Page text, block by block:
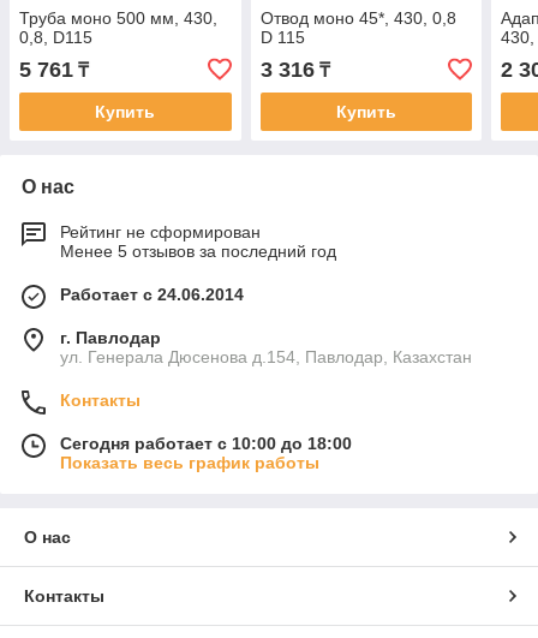
Труба моно 500 мм, 430,
0,8, D115
5 761 ₸
Купить
Отвод моно 45*, 430, 0,8
D 115
3 316₸
Купить
430,
2
О нас
Рейтинг не сформирован
Менее 5 отзывов за последний год
Работает с 24.06.2014
г. Павлодар
ул. Генерала Дюсенова д.154, Павлодар, Казахстан
Контакты
Сегодня работает с 10:00 до 18:00
Показать весь график работы
О нас
Контакты